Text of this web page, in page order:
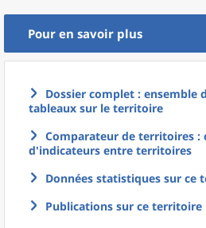
Pour en savoir plus
Dossier complet : ensemble
tableaux sur le territoire
Comparateur de territoires :
d'indicateurs entre territoires
Données statistiques sur ce
Publications sur ce territoire